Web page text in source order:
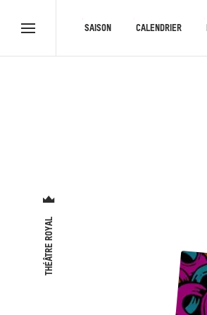
THÉÂTRE ROYAL
Menu
RACCOURCIS
SAISON CALENDRIER